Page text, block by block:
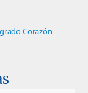
Corazón